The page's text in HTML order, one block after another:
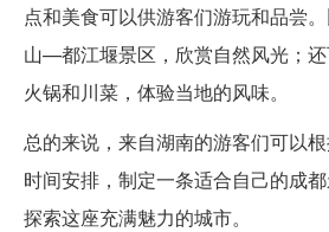
点和美食可以供游客们游玩和品尝
山—都江堰景区，欣赏自然风光；
火锅和川菜，体验当地的风味。
总的来说，来自湖南的游客们可以
时间安排，制定一条适合自己的成
探索这座充满魅力的城市。